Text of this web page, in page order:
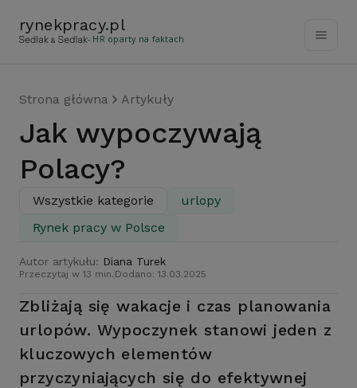
rynekpracy.pl
- HR oparty na faktach
Strona główna Artykuły
Jak wypoczywają
Polacy?
Wszystkie kategorie
urlopy
Rynek pracy w Polsce
Autor artykułu: Diana Turek
Przeczytaj w 13 min. Dodano: 13.03.2025
Zbliżają się wakacje i czas planowania
urlopów. Wypoczynek stanowi jeden z
kluczowych elementów
przyczyniających się do efektywnej